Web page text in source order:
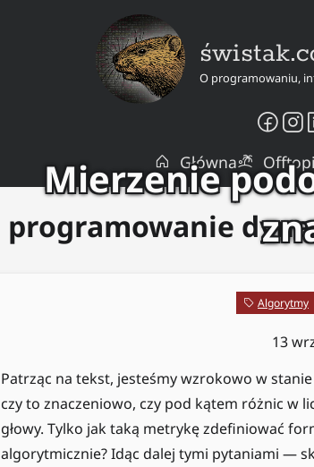
O programowaniu,
Główna
programowanie
Mierzenie
Algorytmy
13
Patrząc na tekst, jesteśmy wzrokowo w
czy to znaczeniowo, czy pod kątem różnic w
głowy. Tylko jak taką metrykę zdefiniować
algorytmicznie? Idąc dalej tymi pytaniami —